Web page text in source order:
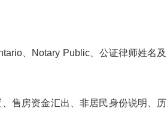
、Notary Public、公证律师姓名及
售房资金汇出、非居民身份说明、历